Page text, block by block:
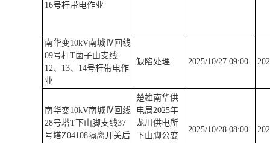
16号杆带电作业
南华变10kV南城Ⅳ回线
09号杆T菌子山支线
12、13、14号杆带电作
业
缺陷处理 2025/10/27 09:00
南华变10kV南城Ⅳ回线
28号塔T下山脚支线37
号塔Z04108隔离开关后
楚雄南华供
电局2025年
龙川供电所
下山脚公变
2025/10/28 08:00